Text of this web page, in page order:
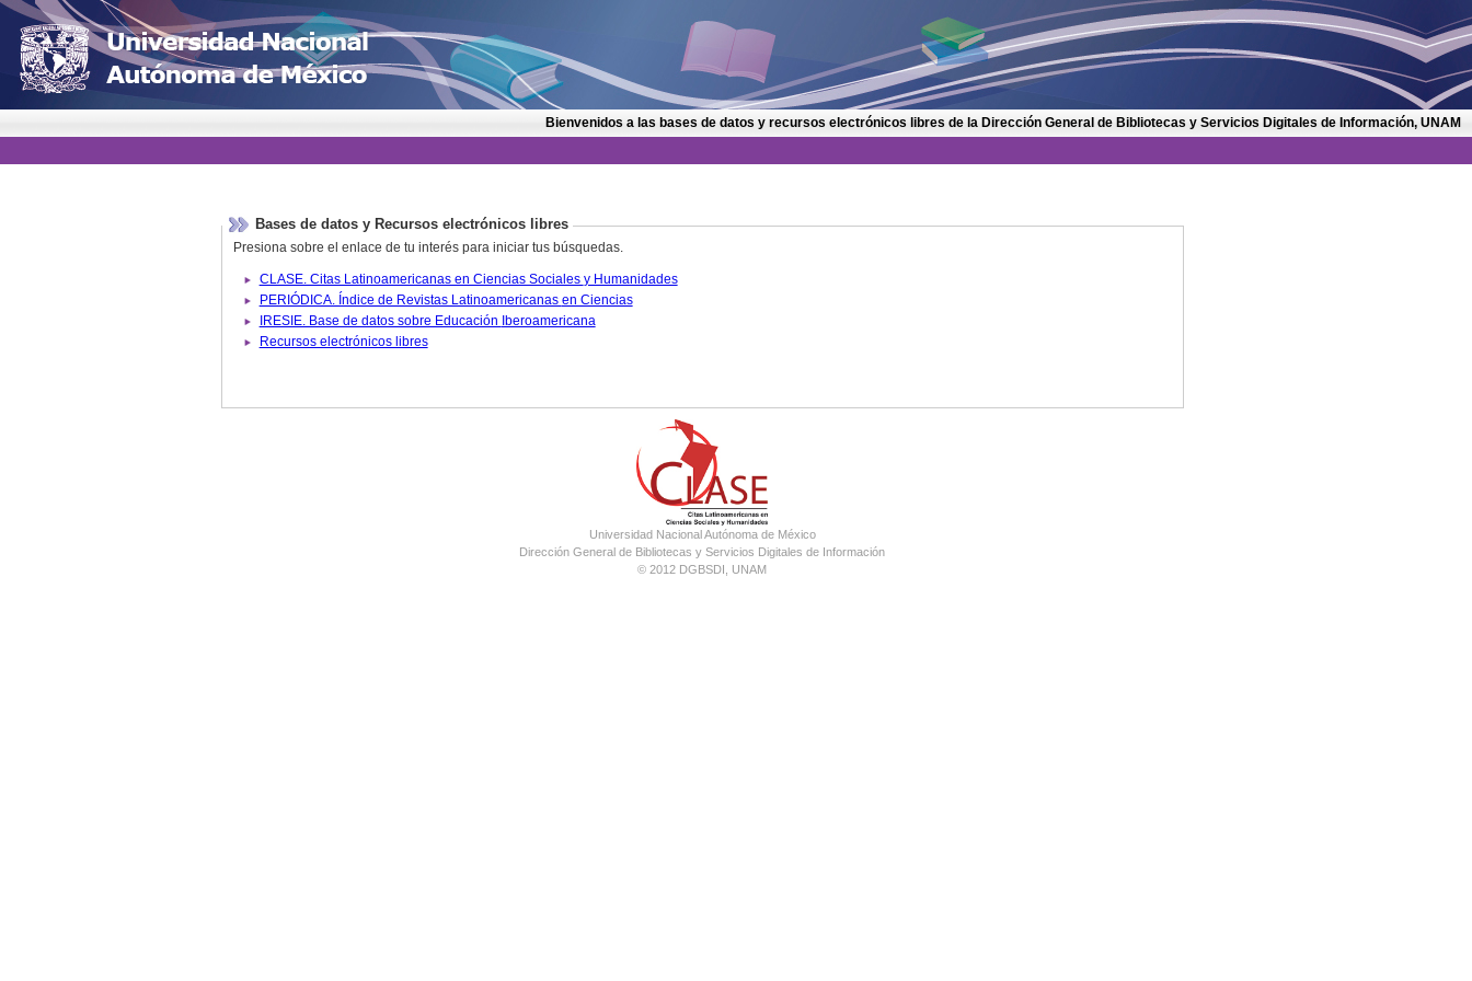
Bienvenidos a las bases de datos y recursos electrónicos libres de la Dirección General de Bibliotecas y Servicios Digitales de Información, UNAM
Bases de datos y Recursos electrónicos libres
Presiona sobre el enlace de tu interés para iniciar tus búsquedas.
CLASE. Citas Latinoamericanas en Ciencias Sociales y Humanidades
PERIÓDICA. Índice de Revistas Latinoamericanas en Ciencias
IRESIE. Base de datos sobre Educación Iberoamericana
Recursos electrónicos libres
Universidad Nacional Autónoma de México
Dirección General de Bibliotecas y Servicios Digitales de Información
© 2012 DGBSDI, UNAM